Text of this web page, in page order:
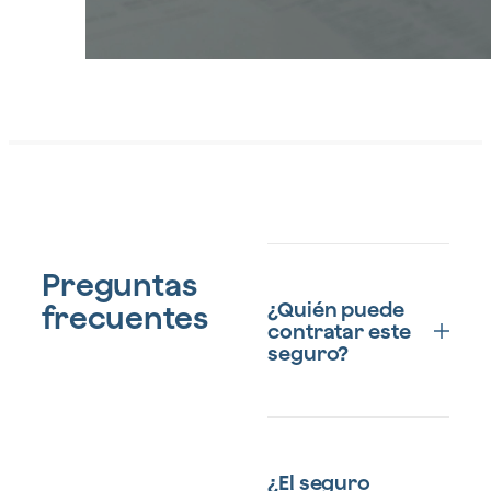
ión de
(Alquile
r e
inmobili
Preguntas
frecuentes
¿Quién puede
contratar este
seguro?
¿El seguro